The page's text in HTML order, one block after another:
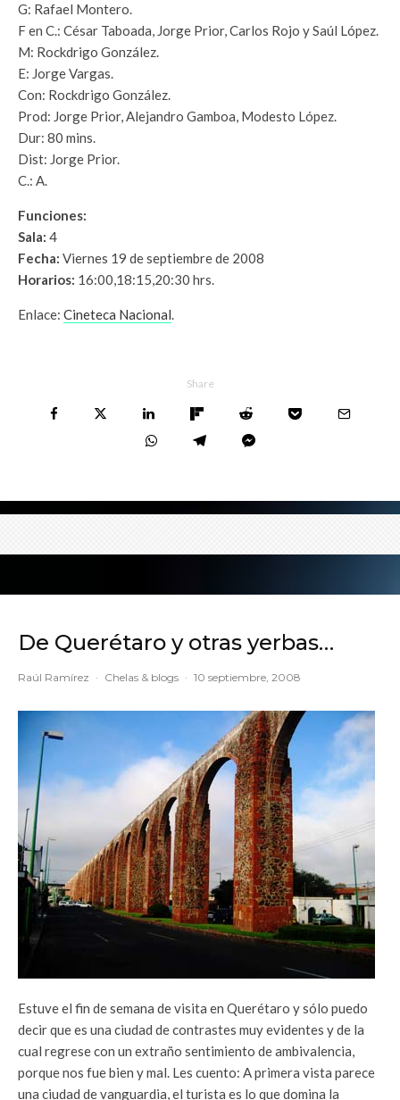
G: Rafael Montero.
F en C.: César Taboada, Jorge Prior, Carlos Rojo y Saúl López.
M: Rockdrigo González.
E: Jorge Vargas.
Con: Rockdrigo González.
Prod: Jorge Prior, Alejandro Gamboa, Modesto López.
Dur: 80 mins.
Dist: Jorge Prior.
C.: A.
Funciones:
Sala: 4
Fecha: Viernes 19 de septiembre de 2008
Horarios: 16:00,18:15,20:30 hrs.
Enlace: Cineteca Nacional.
Share
De Querétaro y otras yerbas…
Raúl Ramírez · Chelas & blogs · 10 septiembre, 2008
Estuve el fin de semana de visita en Querétaro y sólo puedo
decir que es una ciudad de contrastes muy evidentes y de la
cual regrese con un extraño sentimiento de ambivalencia,
porque nos fue bien y mal. Les cuento: A primera vista parece
una ciudad de vanguardia, el turista es lo que domina la